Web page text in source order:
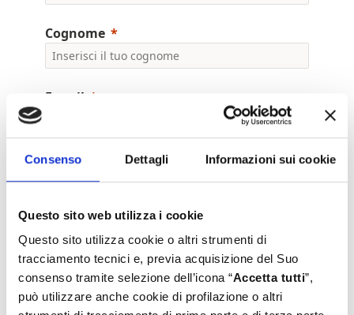
Consenso Dettagli Informazioni sui cookie
Questo sito web utilizza i cookie
Questo sito utilizza cookie o altri strumenti di
tracciamento tecnici e, previa acquisizione del Suo
consenso tramite selezione dell’icona “Accetta tutti”,
può utilizzare anche cookie di profilazione o altri
Cognome
E-mail
Azienda
Job Title
Telefono